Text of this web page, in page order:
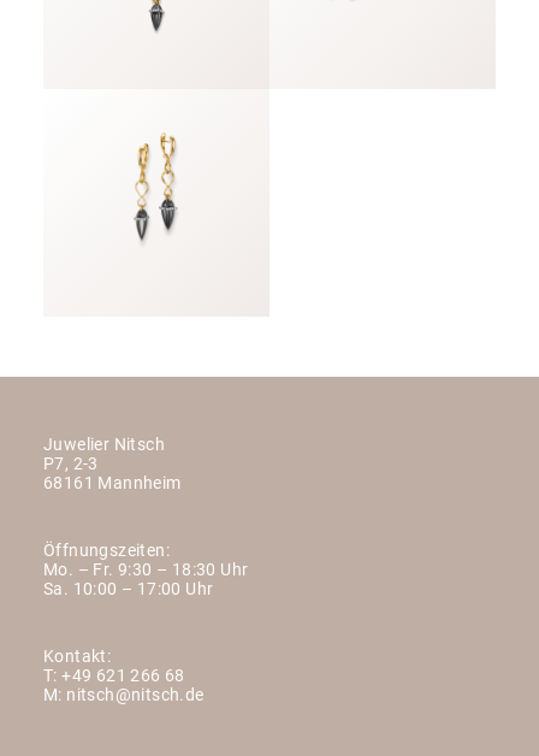
Juwelier Nitsch
P7, 2-3
68161 Mannheim
Öffnungszeiten:
Mo. – Fr. 9:30 – 18:30 Uhr
Sa. 10:00 – 17:00 Uhr
Kontakt:
T:+49 621 266 68
M: nitsch@nitsch.de